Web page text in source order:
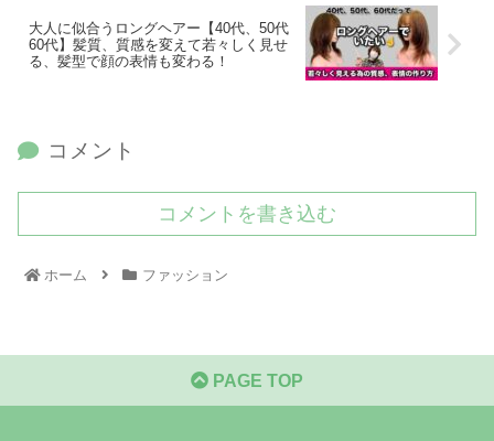
大人に似合うロングヘアー【40代、50代
60代】髪質、質感を変えて若々しく見せ
る、髪型で顔の表情も変わる！
コメント
コメントを書き込む
ホーム ファッション
PAGE TOP